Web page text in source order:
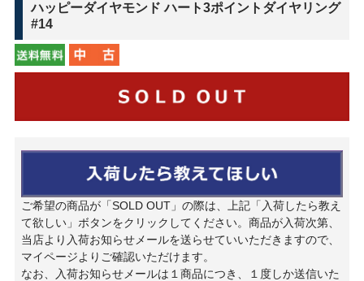
ハッピーダイヤモンド ハート3ポイントダイヤリング
#14
ご希望の商品が「SOLD OUT」の際は、上記「入荷したら教え
て欲しい」ボタンをクリックしてください。商品が入荷次第、
当店より入荷お知らせメールを送らせていいただきますので、
マイページよりご確認いただけます。
なお、入荷お知らせメールは１商品につき、１度しか送信いた